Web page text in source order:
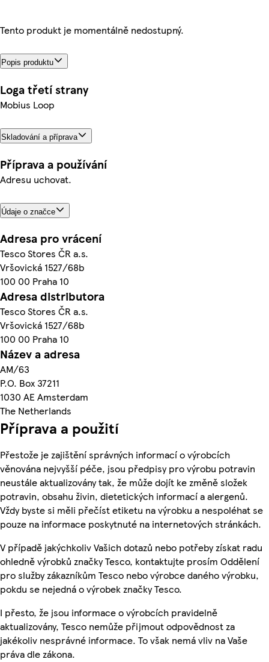
Tento produkt je momentálně nedostupný.
Popis produktu
Loga třetí strany
Mobius Loop
Skladování a příprava
Příprava a používání
Adresu uchovat.
Údaje o značce
Adresa pro vrácení
Tesco Stores ČR a.s.
Vršovická 1527/68b
100 00 Praha 10
Adresa distributora
Tesco Stores ČR a.s.
Vršovická 1527/68b
100 00 Praha 10
Název a adresa
AM/63
P.O. Box 37211
1030 AE Amsterdam
The Netherlands
Příprava a použití
Přestože je zajištění správných informací o výrobcích
věnována nejvyšší péče, jsou předpisy pro výrobu potravin
neustále aktualizovány tak, že může dojít ke změně složek
potravin, obsahu živin, dietetických informací a alergenů.
Vždy byste si měli přečíst etiketu na výrobku a nespoléhat se
pouze na informace poskytnuté na internetových stránkách.
V případě jakýchkoliv Vašich dotazů nebo potřeby získat radu
ohledně výrobků značky Tesco, kontaktujte prosím Oddělení
pro služby zákazníkům Tesco nebo výrobce daného výrobku,
pokdu se nejedná o výrobek značky Tesco.
I přesto, že jsou informace o výrobcích pravidelně
aktualizovány, Tesco nemůže přijmout odpovědnost za
jakékoliv nesprávné informace. To však nemá vliv na Vaše
práva dle zákona.